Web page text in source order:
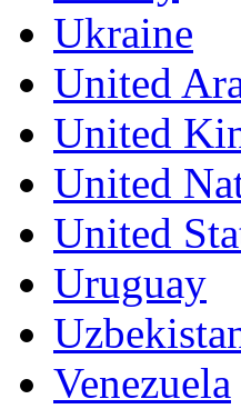
Ukraine
United
United
United
United
Uruguay
Venezuela